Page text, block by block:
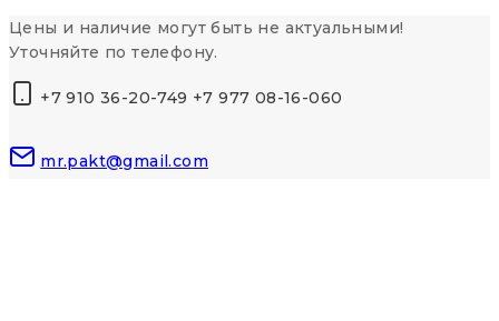
Перейти
к
Цены и наличие могут быть не актуальными!
Уточняйте по телефону.
+7 910 36-20-749 +7 977 08-16-060
mr.pakt@gmail.com